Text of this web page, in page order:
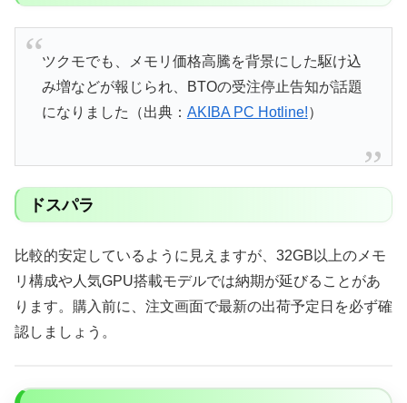
ツクモでも、メモリ価格高騰を背景にした駆け込
み増などが報じられ、BTOの受注停止告知が話題
になりました（出典： AKIBA PC Hotline!）
ドスパラ
比較的安定しているように見えますが、32GB以上のメモ
リ構成や人気GPU搭載モデルでは納期が延びることがあ
ります。購入前に、注文画面で最新の出荷予定日を必ず確
認しましょう。